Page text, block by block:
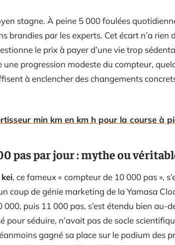
stagne. À peine 5 000 foulées
brandies par les experts. Cet écart n’a rien
le prix à payer d’une vie trop
une progression modeste du compteur,
à enclencher des changements
min km en km h pour la course à
pas par jour : mythe ou
, ce fameux « compteur de 10 000 pas »,
coup de génie marketing de la Yamasa
000, puis 11 000 pas, s’est étendu bien au-
pour séduire, n’avait pas de socle
gagné sa place sur le podium des